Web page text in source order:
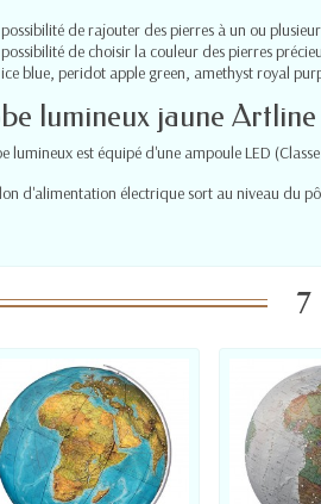
possibilité de rajouter des pierres à un ou
possibilité de choisir la couleur des pierres
ice blue, peridot apple green, amethyst royal
lumineux jaune
lumineux est équipé d'une ampoule LED
d'alimentation électrique sort au niveau du